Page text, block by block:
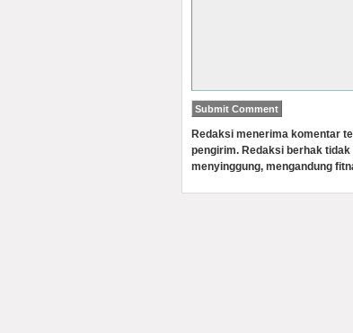
Redaksi menerima komentar
pengirim. Redaksi berhak
menyinggung, mengandung